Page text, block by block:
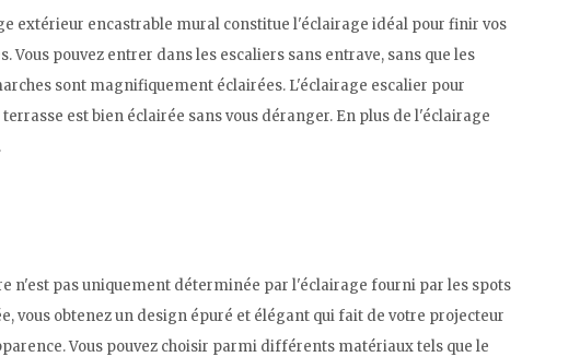
extérieur encastrable mural constitue l'éclairage idéal pour finir vos
pouvez entrer dans les escaliers sans entrave, sans que les
sont magnifiquement éclairées. L'éclairage escalier pour
est bien éclairée sans vous déranger. En plus de l'éclairage
n'est pas uniquement déterminée par l'éclairage fourni par les spots
vous obtenez un design épuré et élégant qui fait de votre projecteur
Vous pouvez choisir parmi différents matériaux tels que le